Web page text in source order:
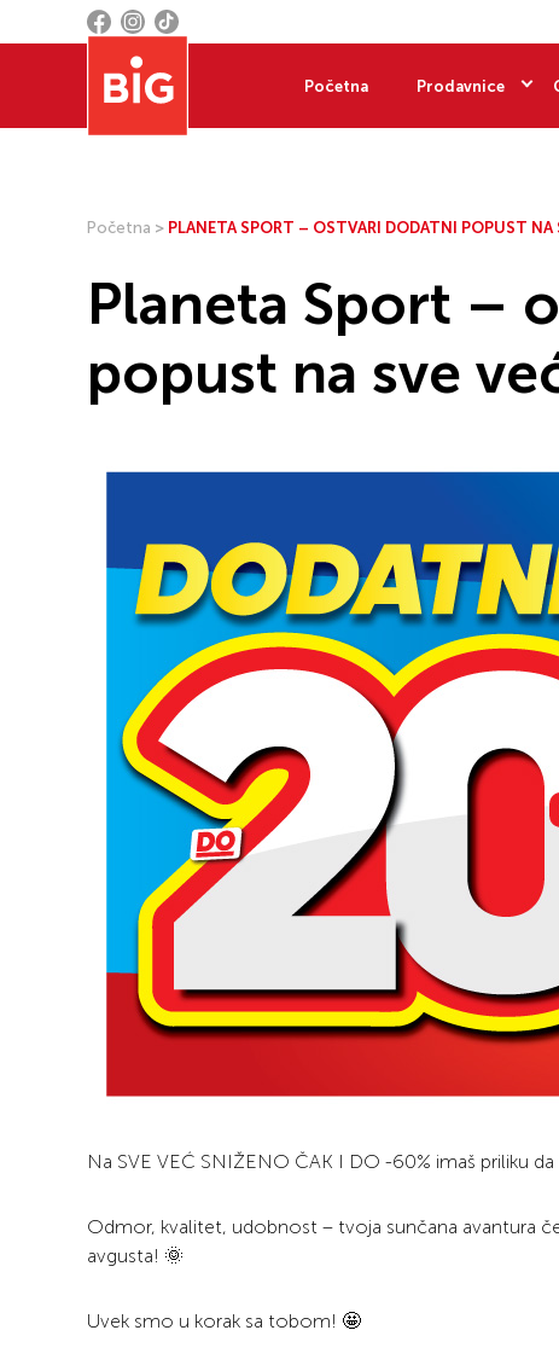
Početna Prodavnice
Početna > PLANETA SPORT – OSTVARI DODATNI POPUST NA
Planeta Sport –
popust na sve
Na SVE VEĆ SNIŽENO ČAK I DO -60% imaš priliku
Odmor, kvalitet, udobnost – tvoja sunčana avantura
avgusta! 🌞
Uvek smo u korak sa tobom! 🤩